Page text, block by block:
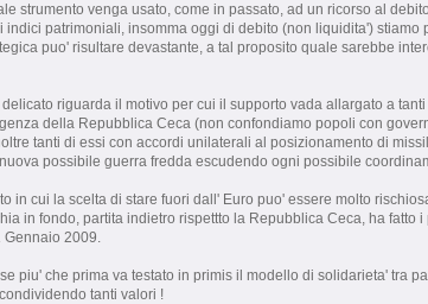
strumento venga usato, come in passato, ad un ricorso al
indici patrimoniali, insomma oggi di debito (non liquidita')
puo' risultare devastante, a tal proposito quale sarebbe
riguarda il motivo per cui il supporto vada allargato a
della Repubblica Ceca (non confondiamo popoli con
tanti di essi con accordi unilaterali al posizionamento di
possibile guerra fredda escudendo ogni possibile
in cui la scelta di stare fuori dall' Euro puo' essere molto
in fondo, partita indietro rispettto la Repubblica Ceca, ha fatto
Gennaio 2009.
piu' che prima va testato in primis il modello di solidarieta' tra
tanti valori !